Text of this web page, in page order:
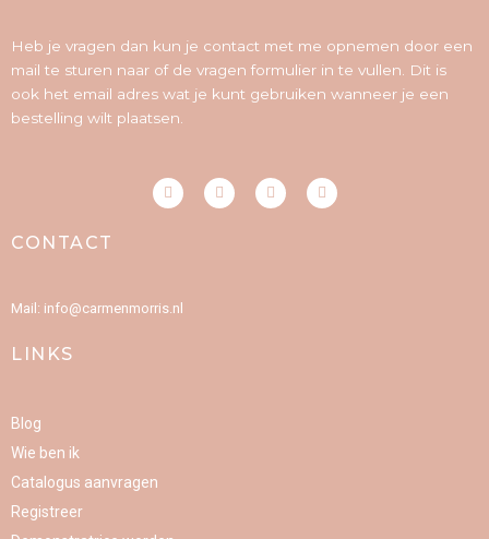
Heb je vragen dan kun je contact met me opnemen door een
mail te sturen naar of de vragen formulier in te vullen. Dit is
ook het email adres wat je kunt gebruiken wanneer je een
bestelling wilt plaatsen.
F
a
c
-
I
n
s
P
i
n
Y
o
u
CONTACT
Mail: info@carmenmorris.nl
LINKS
Blog
Wie ben ik
Catalogus aanvragen
Registreer